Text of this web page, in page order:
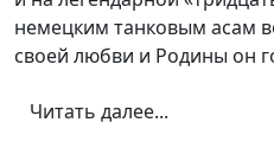
немецким танковым асам
своей любви и Родины он
Читать далее...